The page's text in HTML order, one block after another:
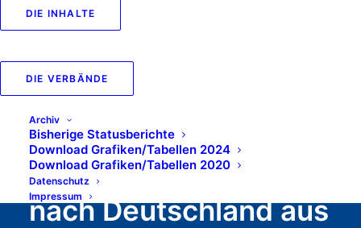
DIE INHALTE
DIE VERBÄNDE
Archiv
Bisherige Statusberichte
Download Grafiken/Tabellen 2024
Download Grafiken/Tabellen 2020
Datenschutz
Impressum
Importe von nicht
notifizierungspflichtigen
Kunststoffabfällen
und Kunststoff-
basierten Fasern
nach Deutschland aus